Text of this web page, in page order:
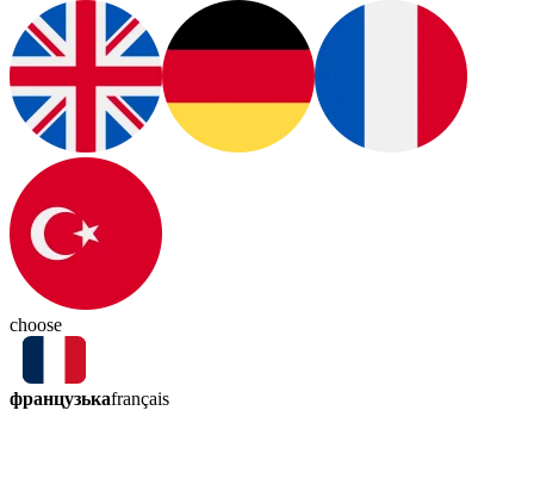
choose
французькаfrançais